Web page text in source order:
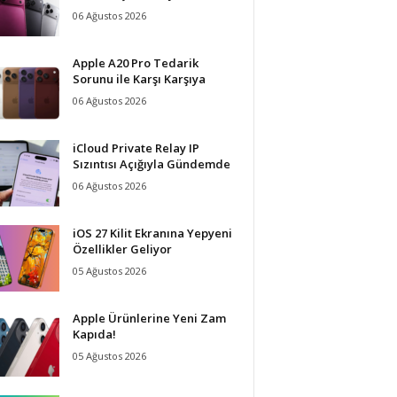
06 Ağustos 2026
Apple A20 Pro Tedarik
Sorunu ile Karşı Karşıya
06 Ağustos 2026
iCloud Private Relay IP
Sızıntısı Açığıyla Gündemde
06 Ağustos 2026
iOS 27 Kilit Ekranına Yepyeni
Özellikler Geliyor
05 Ağustos 2026
Apple Ürünlerine Yeni Zam
Kapıda!
05 Ağustos 2026